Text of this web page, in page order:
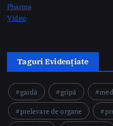
Taguri Evidențiate
gardă gripă
prelevare de organe
rezidenți
semne AVC